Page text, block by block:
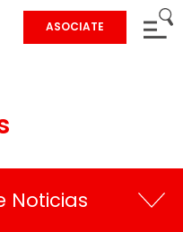
ASOCIATE
Noticias